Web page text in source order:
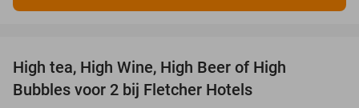
High tea, High Wine, High Beer of High
Bubbles voor 2 bij Fletcher Hotels